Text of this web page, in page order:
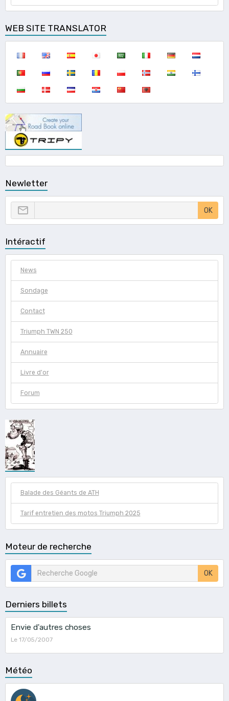
WEB SITE TRANSLATOR
Newletter
OK
Intéractif
News
Sondage
Contact
Triumph TWN 250
Annuaire
Livre d'or
Forum
Balade des Géants de ATH
Tarif entretien des motos Triumph 2025
Moteur de recherche
OK
Derniers billets
Envie d'autres choses
Le 17/05/2007
Météo